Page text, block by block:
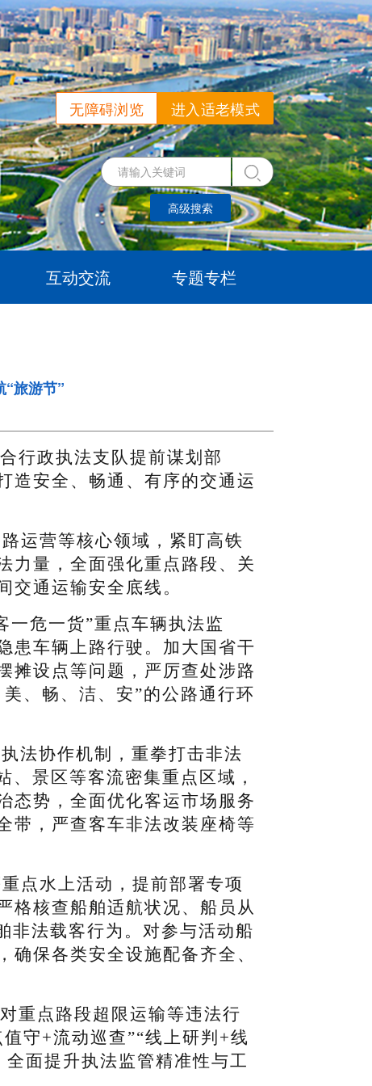
无障碍浏览 进入适老模式
高级搜索
互动交流 专题专栏
旅游节”
行政执法支队提前谋划部
造安全、畅通、有序的交通运
运营等核心领域，紧盯高铁
力量，全面强化重点路段、关
通运输安全底线。
一危一货”重点车辆执法监
患车辆上路行驶。加大国省干
摊设点等问题，严厉查处涉路
、畅、洁、安”的公路通行环
法协作机制，重拳打击非法
景区等客流密集重点区域，
态势，全面优化客运市场服务
带，严查客车非法改装座椅等
点水上活动，提前部署专项
格核查船舶适航状况、船员从
非法载客行为。对参与活动船
保各类安全设施配备齐全、
重点路段超限运输等违法行
守+流动巡查”“线上研判+线
面提升执法监管精准性与工